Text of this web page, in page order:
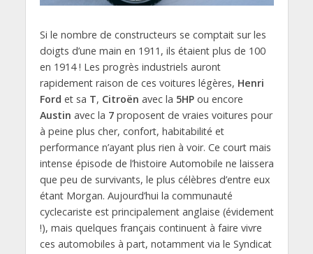
Si le nombre de constructeurs se comptait sur les
doigts d’une main en 1911, ils étaient plus de 100
en 1914 ! Les progrès industriels auront
rapidement raison de ces voitures légères, Henri
Ford et sa T, Citroën avec la 5HPou encore
Austin avec la 7proposent de vraies voitures pour
à peine plus cher, confort, habitabilité et
performance n’ayant plus rien à voir. Ce court mais
intense épisode de l’histoire Automobile ne laissera
que peu de survivants, le plus célèbres d’entre eux
étant Morgan. Aujourd’hui la communauté
cyclecariste est principalement anglaise (évidement
!), mais quelques français continuent à faire vivre
ces automobiles à part, notamment via le Syndicat